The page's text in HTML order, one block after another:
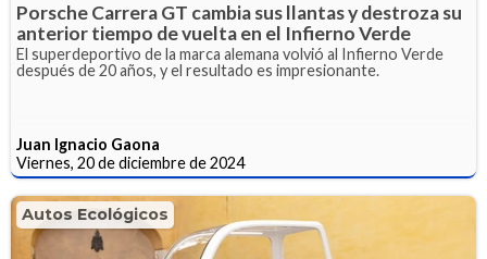
Porsche Carrera GT cambia sus llantas y destroza su
anterior tiempo de vuelta en el Infierno Verde
El superdeportivo de la marca alemana volvió al Infierno Verde
después de 20 años, y el resultado es impresionante.
Juan Ignacio Gaona
Viernes, 20 de diciembre de 2024
Autos Ecológicos